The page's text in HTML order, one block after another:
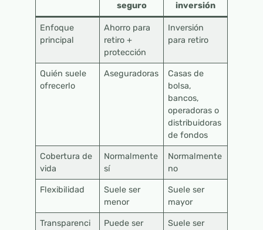
seguro
inversión
Enfoque
principal
Ahorro para
retiro +
protección
Inversión
para retiro
Quién suele
ofrecerlo
Aseguradoras
Casas de
bolsa,
bancos,
operadoras o
distribuidoras
de fondos
Cobertura de
vida
Normalmente
sí
Normalmente
no
Flexibilidad
Suele ser
menor
Suele ser
mayor
Transparenci
Puede ser
Suele ser